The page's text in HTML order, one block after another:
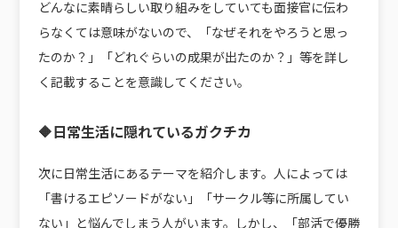
どんなに素晴らしい取り組みをしていても面接官に伝わ
らなくては意味がないので、「なぜそれをやろうと思っ
たのか？」「どれぐらいの成果が出たのか？」等を詳し
く記載することを意識してください。
🔶日常生活に隠れているガクチカ
次に日常生活にあるテーマを紹介します。人によっては
「書けるエピソードがない」「サークル等に所属してい
ない」と悩んでしまう人がいます。しかし、「部活で優勝